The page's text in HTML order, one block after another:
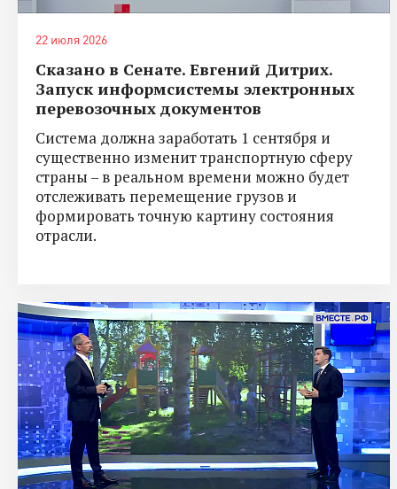
22 июля 2026
Сказано в Сенате. Евгений Дитрих.
Запуск информсистемы электронных
перевозочных документов
Система должна заработать 1 сентября и
существенно изменит транспортную сферу
страны – в реальном времени можно будет
отслеживать перемещение грузов и
формировать точную картину состояния
отрасли.